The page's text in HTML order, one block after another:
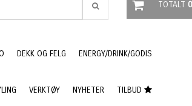
TOTALT
DEKK OG FELG ENERGY/DRINK/GODIS
VERKTØY NYHETER TILBUD